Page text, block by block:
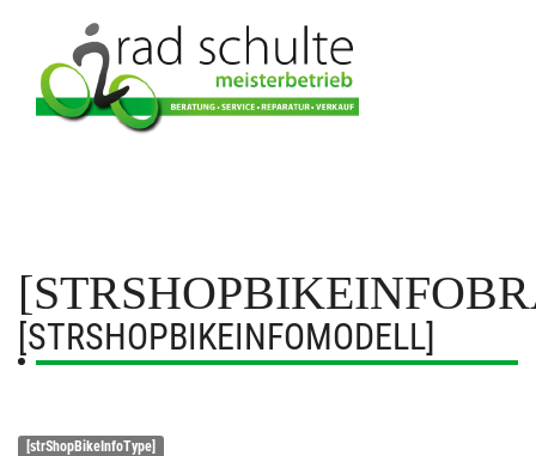
[STRSHOPBIKEINFOMODELL]
[strShopBikeInfoType]